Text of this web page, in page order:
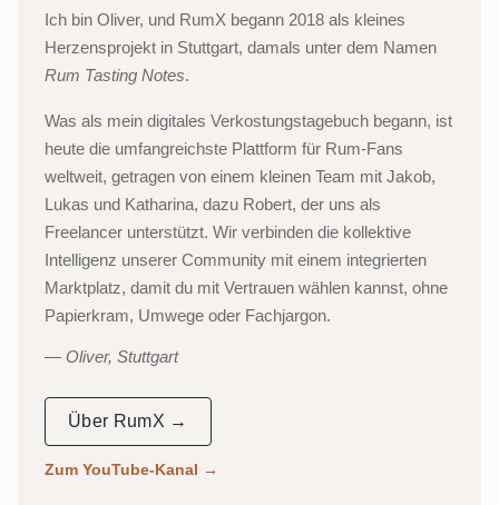
Ich bin Oliver, und RumX begann 2018 als kleines
Herzensprojekt in Stuttgart, damals unter dem Namen
Rum Tasting Notes.
Was als mein digitales Verkostungstagebuch begann, ist
heute die umfangreichste Plattform für Rum-Fans
weltweit, getragen von einem kleinen Team mit Jakob,
Lukas und Katharina, dazu Robert, der uns als
Freelancer unterstützt. Wir verbinden die kollektive
Intelligenz unserer Community mit einem integrierten
Marktplatz, damit du mit Vertrauen wählen kannst, ohne
Papierkram, Umwege oder Fachjargon.
Oliver, Stuttgart
Über RumX →
Zum YouTube-Kanal →